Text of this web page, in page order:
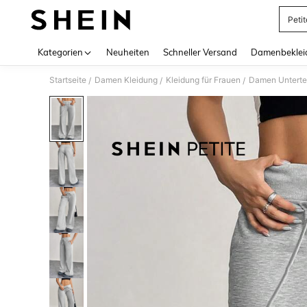
Kategorien Neuheiten Schneller Versand
Startseite / Damen Kleidung / Kleidung für Frauen / Damen